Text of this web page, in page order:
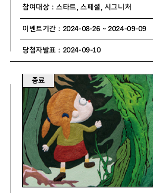
참여대상 : 스타트, 스페셜, 시그니처
이벤트기간 : 2024-08-26 ~ 2024-09-09
당첨자발표 : 2024-09-10
종료